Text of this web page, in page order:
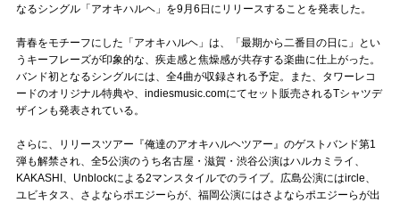
Follow us
Official SNS
なるシングル「アオキハルヘ」を9月6日にリリースすることを発表した。
青春をモチーフにした「アオキハルヘ」は、「最期から二番目の日に」とい
うキーフレーズが印象的な、疾走感と焦燥感が共存する楽曲に仕上がった。
バンド初となるシングルには、全4曲が収録される予定。また、タワーレコ
ードのオリジナル特典や、indiesmusic.comにてセット販売されるTシャツデ
ザインも発表されている。
さらに、リリースツアー『俺達のアオキハルヘツアー』のゲストバンド第1
弾も解禁され、全5公演のうち名古屋・滋賀・渋谷公演はハルカミライ、
KAKASHI、Unblockによる2マンスタイルでのライブ。広島公演にはircle、
ユビキタス、さよならポエジーらが、福岡公演にはさよならポエジーらが出